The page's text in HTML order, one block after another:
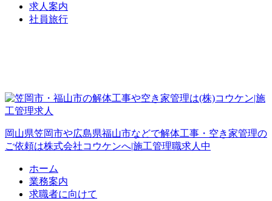
求人案内
社員旅行
岡山県笠岡市や広島県福山市などで解体工事・空き家管理の
ご依頼は株式会社コウケンへ|施工管理職求人中
ホーム
業務案内
求職者に向けて